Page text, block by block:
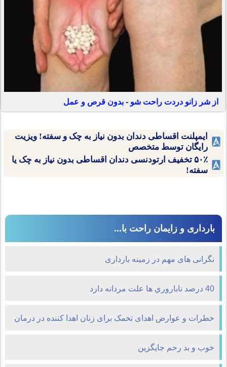
از شر زانو دردت راحت شو - بدون قرص و عمل
ایمپلنت اقساطی دندان بدون نیاز به چک و سفته! ویزیت
رایگان توسط متخصص
۵۰٪ تخفیف ارتودنسی دندان اقساطی بدون نیاز به چک یا
سفته!
بارداری و زایمان راحت با...
نگرانی های مهم در زمینه بارداری
40 درصد ناباروري ها علت مردانه دارد
خطرات و عوارض اهدای تخمک برای زنان اهدا کننده در درمان
خوب و بد رحم جایگزین